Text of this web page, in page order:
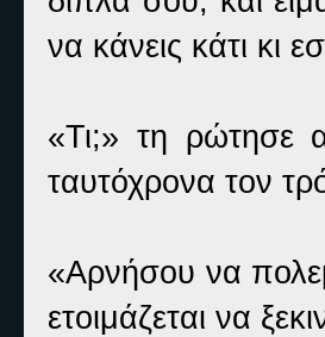
να κάνεις κάτι κι
«Τι;» τη ρώτησε
ταυτόχρονα τον
«Αρνήσου να
ετοιμάζεται να